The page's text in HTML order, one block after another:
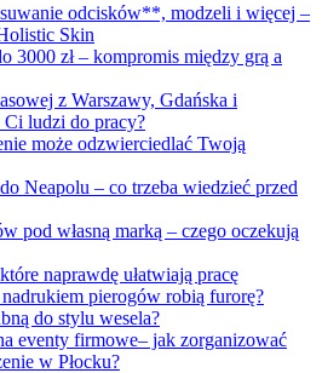
odcisków**, modzeli i więcej –
Skin
3000 zł – kompromis między grą a
z Warszawy, Gdańska i
Ci ludzi do pracy?
może odzwierciedlać Twoją
Neapolu – co trzeba wiedzieć przed
pod własną marką – czego oczekują
naprawdę ułatwiają pracę
pierogów robią furorę?
do stylu wesela?
eventy firmowe– jak zorganizować
w Płocku?